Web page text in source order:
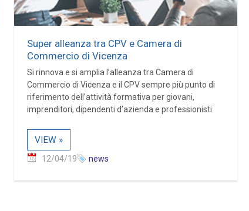
Super alleanza tra CPV e Camera di
Commercio di Vicenza
Si rinnova e si amplia l’alleanza tra Camera di
Commercio di Vicenza e il CPV sempre più punto di
riferimento dell’attività formativa per giovani,
imprenditori, dipendenti d’azienda e professionisti
VIEW »
12/04/19 news